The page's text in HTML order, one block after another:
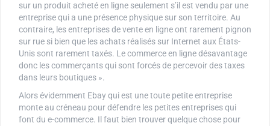
sur un produit acheté en ligne seulement s’il est vendu par une
entreprise qui a une présence physique sur son territoire. Au
contraire, les entreprises de vente en ligne ont rarement pignon
sur rue si bien que les achats réalisés sur Internet aux États-
Unis sont rarement taxés. Le commerce en ligne désavantage
donc les commerçants qui sont forcés de percevoir des taxes
dans leurs boutiques ».
Alors évidemment Ebay qui est une toute petite entreprise
monte au créneau pour défendre les petites entreprises qui
font du e-commerce. Il faut bien trouver quelque chose pour